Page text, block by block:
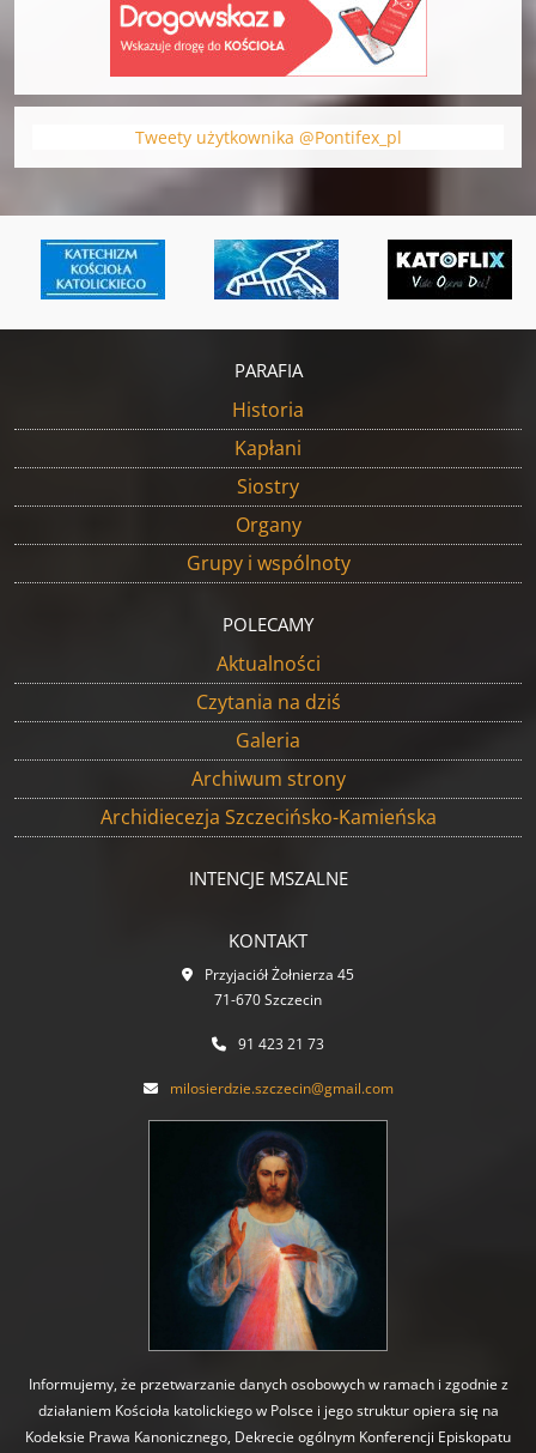
Tweety użytkownika @Pontifex_pl
PARAFIA
Historia
Kapłani
Siostry
Organy
Grupy i wspólnoty
POLECAMY
Aktualności
Czytania na dziś
Galeria
Archiwum strony
Archidiecezja Szczecińsko-Kamieńska
INTENCJE MSZALNE
KONTAKT
Przyjaciół Żołnierza 45
71-670 Szczecin
91 423 21 73
milosierdzie.szczecin@gmail.com
Informujemy, że przetwarzanie danych osobowych w ramach i zgodnie z
działaniem Kościoła katolickiego w Polsce i jego struktur opiera się na
Kodeksie Prawa Kanonicznego, Dekrecie ogólnym Konferencji Episkopatu